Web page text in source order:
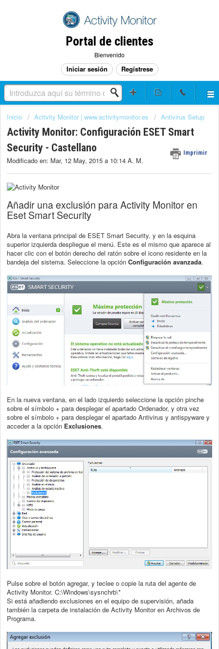
Portal de clientes
Bienvenido
Iniciar sesión Regístrese
Inicio Activity Monitor | www.activitymonitor.es Antivirus Setup
Activity Monitor: Configuración ESET Smart
Security - Castellano
Imprimir
Modificado en: Mar, 12 May, 2015 a 10:14 A. M.
Añadir una exclusión para Activity Monitor en
Eset Smart Security
Abra la ventana principal de ESET Smart Security, y en la esquina
superior izquierda despliegue el menú. Este es el mismo que aparece al
hacer clic con el botón derecho del ratón sobre el icono residente en la
bandeja del sistema. Seleccione la opción Configuración avanzada.
En la nueva ventana, en el lado izquierdo seleccione la opción pinche
sobre el símbolo + para desplegar el apartado Ordenador, y otra vez
sobre el símbolo + para desplegar el apartado Antivirus y antispyware y
acceder a la opción Exclusiones.
Pulse sobre el botón agregar, y teclee o copie la ruta del agente de
Activity Monitor. C:\Windows\sysnchrb\*
Si está añadiendo exclusiones en el equipo de supervisión, añada
también la carpeta de instalación de Activity Monitor en Archivos de
Programa.